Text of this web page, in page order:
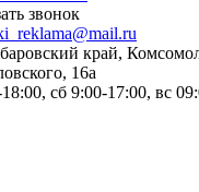
звонок
край,
16а
сб 9:00-17:00, вс